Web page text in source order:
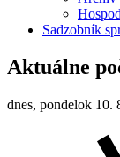
Sadzobník
Aktuálne
dnes, pondelok 10.